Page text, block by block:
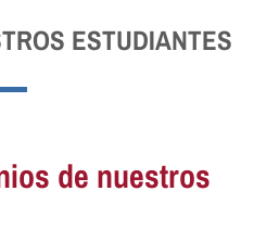
ESTUDIANTES
de nuestros